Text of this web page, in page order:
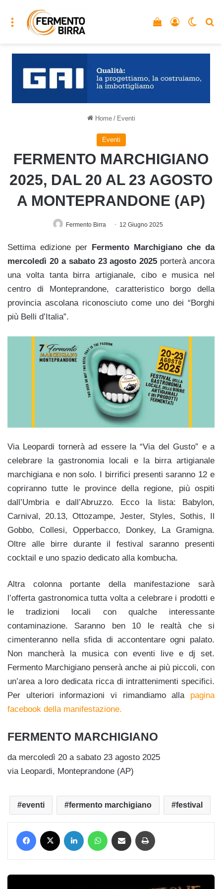
Menu Accedi
Vedi il carrello
Home / Eventi
Eventi
FERMENTO MARCHIGIANO
2025, DAL 20 AL 23 AGOSTO
A MONTEPRANDONE (AP)
Fermento Birra 12 Giugno 2025
Settima edizione per Fermento Marchigiano che da
mercoledì 20 a sabato 23 agosto 2025 porterà ancora
una volta tanta birra artigianale, cibo e musica nel
centro di Monteprandone, caratteristico borgo della
provincia ascolana riconosciuto come uno dei “Borghi
più Belli d’Italia”.
Via Leopardi tornerà ad essere la “Via del Gusto” e a
celebrare la gastronomia locali e la birra artigianale
marchigiana e non solo. I birrifici presenti saranno 12 e
copriranno tutte le province della regione, più ospiti
dall’Umbria e dall’Abruzzo. Ecco la lista: Babylon,
Carnival, 20.13, Ottozampe, Jester, Styles, Sothis, Il
Gobbo, Collesi, Opperbacco, Donkey, La Gramigna.
Oltre alle birre durante il festival saranno presenti
cocktail e uno spazio dedicato alla kombucha.
Altra colonna portante della manifestazione sarà
l’offerta gastronomica tutta volta a celebrare i prodotti e
le tradizioni locali con qualche interessante
contaminazione. Saranno ben 10 le realtà che si
cimenteranno nella sfida di accontentare ogni palato.
Non mancherà la musica con eventi live e dj set.
Fermento Marchigiano penserà anche ai più piccoli, con
un’area a loro dedicata ricca di intrattenimenti specifici.
Per ulteriori informazioni vi rimandiamo alla pagina
facebook della manifestazione.
FERMENTO MARCHIGIANO
da mercoledì 20 a sabato 23 agosto 2025
via Leopardi, Monteprandone (AP)
eventi fermento marchigiano festival
Facebook LinkedIn WhatsApp Condividi via mail